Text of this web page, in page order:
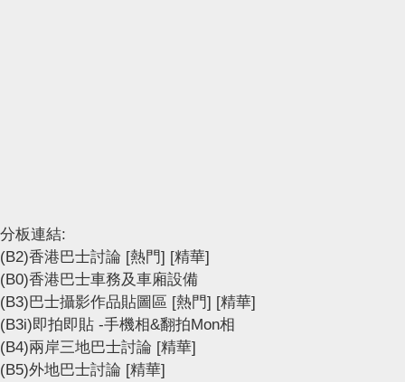
分板連結:
(B2)香港巴士討論 [熱門] [精華]
(B0)香港巴士車務及車廂設備
(B3)巴士攝影作品貼圖區 [熱門] [精華]
(B3i)即拍即貼 -手機相&翻拍Mon相
(B4)兩岸三地巴士討論 [精華]
(B5)外地巴士討論 [精華]